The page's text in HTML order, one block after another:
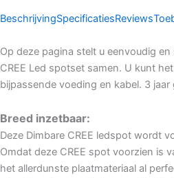
BeschrijvingSpecificatiesReviews
Op deze pagina stelt u eenvoudig
CREE Led spotset samen. U kunt
bijpassende voeding en kabel. 3
Breed inzetbaar:
Deze Dimbare CREE ledspot wordt
Omdat deze CREE spot voorzien is
het allerdunste plaatmateriaal al